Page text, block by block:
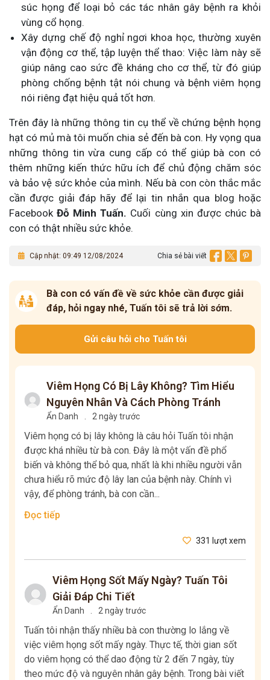
súc họng để loại bỏ các tác nhân gây bệnh ra khỏi
vùng cổ họng.
Xây dựng chế độ nghỉ ngơi khoa học, thường xuyên
vận động cơ thể, tập luyện thể thao: Việc làm này sẽ
giúp nâng cao sức đề kháng cho cơ thể, từ đó giúp
phòng chống bệnh tật nói chung và bệnh viêm họng
nói riêng đạt hiệu quả tốt hơn.
Trên đây là những thông tin cụ thể về chứng bệnh họng
hạt có mủ mà tôi muốn chia sẻ đến bà con. Hy vọng qua
những thông tin vừa cung cấp có thể giúp bà con có
thêm những kiến thức hữu ích để chủ động chăm sóc
và bảo vệ sức khỏe của mình. Nếu bà con còn thắc mắc
cần được giải đáp hãy để lại tin nhắn qua blog hoặc
FacebookĐỗ Minh Tuấn. Cuối cùng xin được chúc bà
con có thật nhiều sức khỏe.
Cập nhật: 09:49 12/08/2024 Chia sẻ bài viết
Bà con có vấn đề về sức khỏe cần được giải
đáp, hỏi ngay nhé, Tuấn tôi sẽ trả lời sớm.
Gửi câu hỏi cho Tuấn tôi
Viêm Họng Có Bị Lây Không? Tìm Hiểu
Nguyên Nhân Và Cách Phòng Tránh
Ẩn Danh 2 ngày trước
Viêm họng có bị lây không là câu hỏi Tuấn tôi nhận
được khá nhiều từ bà con. Đây là một vấn đề phổ
biến và không thể bỏ qua, nhất là khi nhiều người vẫn
chưa hiểu rõ mức độ lây lan của bệnh này. Chính vì
vậy, để phòng tránh, bà con cần...
Đọc tiếp
331 lượt xem
Viêm Họng Sốt Mấy Ngày? Tuấn Tôi
Giải Đáp Chi Tiết
Ẩn Danh 2 ngày trước
Tuấn tôi nhận thấy nhiều bà con thường lo lắng về
việc viêm họng sốt mấy ngày. Thực tế, thời gian sốt
do viêm họng có thể dao động từ 2 đến 7 ngày, tùy
theo mức độ và nguyên nhân gây bệnh. Trong bài viết